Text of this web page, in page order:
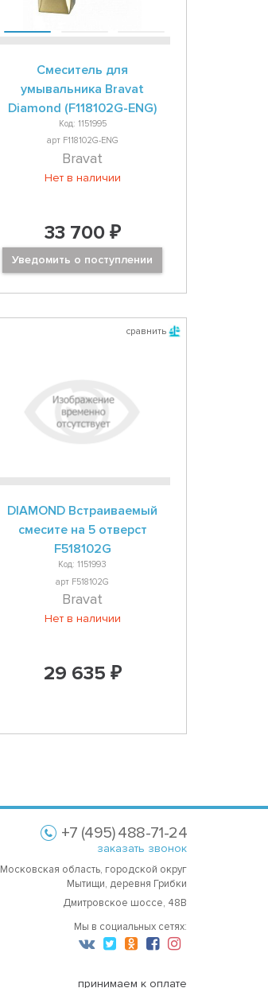
Смеситель для
умывальника Bravat
Diamond (F118102G-ENG)
Код: 1151995
арт F118102G-ENG
Bravat
Нет в наличии
33 700 ₽
Уведомить о поступлении
сравнить
DIAMOND Встраиваемый
смесите на 5 отверст
F518102G
Код: 1151993
арт F518102G
Bravat
Нет в наличии
29 635 ₽
+7 (495) 488-71-24
заказать звонок
Московская область, городской округ
Мытищи, деревня Грибки
Дмитровское шоссе, 48В
Мы в социальных сетях:
принимаем к оплате